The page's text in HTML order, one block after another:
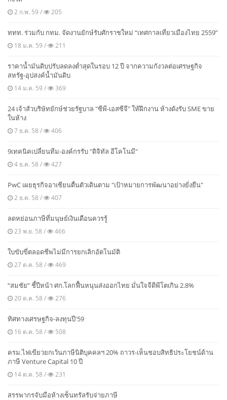
2 ก.พ. 59 / 205
ททท. ร่วมกับ กทม. จัดงานยักษ์รับศักราชใหม่ “เทศกาลเที่ยวเมืองไทย 2559”
18 ม.ค. 59 / 211
ราคาน้ำมันดิบปรับลดลงต่ำสุดในรอบ 12 ปี จากความกังวลต่อเศรษฐกิจ
สหรัฐ-อุปสงค์น้ำมันดิบ
14 ม.ค. 59 / 369
24 เจ้าสัวบริษัทยักษ์ช่วยรัฐบาล "ซีพี-เอสซีจี" ให้ฝึกงาน ห้างดังรับ SME ขาย
ในห้าง
7 ธ.ค. 58 / 406
9เทคนิคเปลี่ยนทีม-องค์กรรับ "ดิจิทัล อีโคโนมี"
4 ธ.ค. 58 / 427
PwC เผยธุรกิจอาเซียนตื่นตัวเดินตาม "เป้าหมายการพัฒนาอย่างยั่งยืน"
2 ธ.ค. 58 / 407
ลดหย่อนภาษีที่มนุษย์เงินเดือนควรรู้
23 พ.ย. 58 / 466
ใบขับขี่ตลอดชีพไม่มีการยกเลิกอัตโนมัติ
27 ต.ค. 58 / 469
“สมชัย” ชี้ปีหน้า ศก.โลกฟื้นหนุนส่งออกไทย มั่นใจจีดีพีโตเกิน 2.8%
20 ต.ค. 58 / 276
ทิศทางเศรษฐกิจ-ลงทุนปี′59
16 ต.ค. 58 / 508
ครม.ไฟเขียวยกเว้นภาษีนิติบุคคลฯ 20% ถาวร-เห็นชอบสิทธิประโยชน์ด้าน
ภาษี Venture Capital 10 ปี
14 ต.ค. 58 / 231
สรรพากรจับมือห้างเซ็นทรัลรับจ่ายภาษี